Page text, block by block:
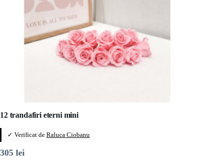
12 trandafiri eterni mini
✓ Verificat de Raluca Ciobanu
305 lei